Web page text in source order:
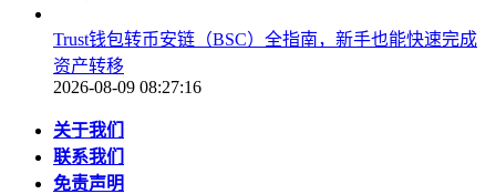
Trust钱包转币安链（BSC）全指南，新手也能快速完成
资产转移
2026-08-09 08:27:16
关于我们
联系我们
免责声明